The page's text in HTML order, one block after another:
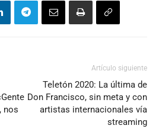
nos
Artículo siguiente
Teletón 2020: La última de
Don Francisco, sin meta y con
artistas internacionales vía
streaming